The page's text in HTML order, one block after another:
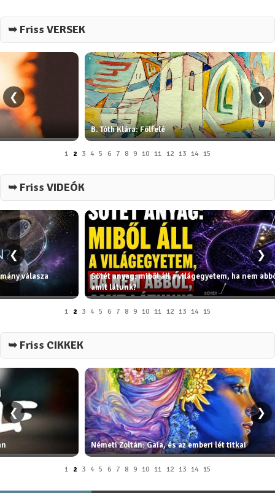
➥ Friss VERSEK
❮
B. Tóth Klára: Fölfelé
❯
1 2 3 4 5 6 7 8 9 10 11 12 13 14 15
➥ Friss VIDEÓK
❮
válasza
Sötét anyag: miből áll a világegyetem, ha nem
amit látunk?
❯
1 2 3 4 5 6 7 8 9 10 11 12 13 14 15
➥ Friss CIKKEK
❮
Németi Zoltán: Gaia, és az emberi lét titkai
❯
1 2 3 4 5 6 7 8 9 10 11 12 13 14 15